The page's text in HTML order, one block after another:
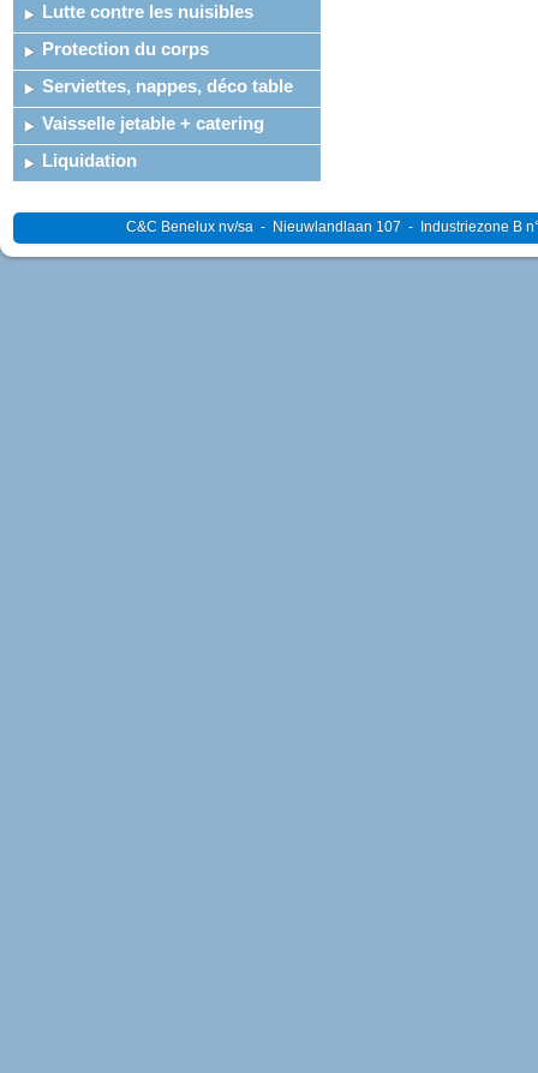
Lutte contre les nuisibles
Protection du corps
Serviettes, nappes, déco table
Vaisselle jetable + catering
Liquidation
C&C Benelux nv/sa - Nieuwlandlaan 107 - Industriezone B